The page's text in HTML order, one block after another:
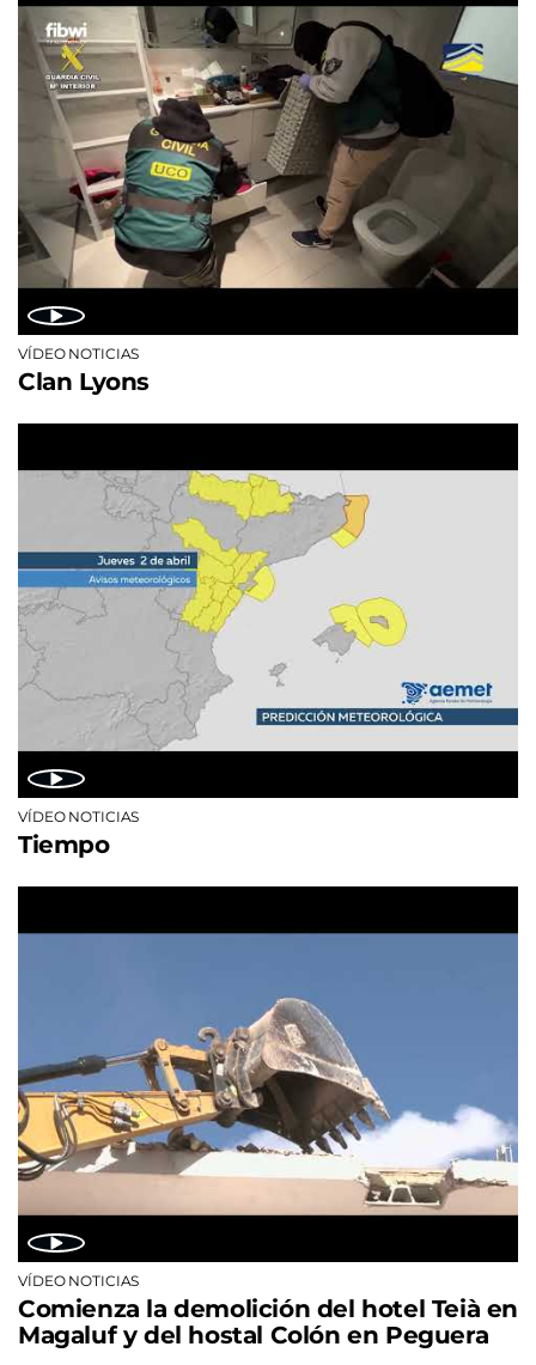
VÍDEO NOTICIAS
Clan Lyons
VÍDEO NOTICIAS
Tiempo
VÍDEO NOTICIAS
Comienza la demolición del hotel Teià en
Magaluf y del hostal Colón en Peguera